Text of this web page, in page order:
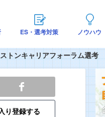
ES・選考対策 ノウハウ
トンキャリアフォーラム選考
り登録する